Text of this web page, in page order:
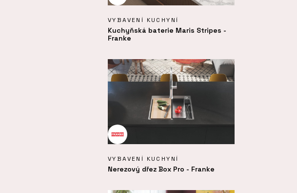
VYBAVENÍ KUCHYNÍ
Kuchyňská baterie Maris Stripes -
Franke
VYBAVENÍ KUCHYNÍ
Nerezový dřez Box Pro - Franke